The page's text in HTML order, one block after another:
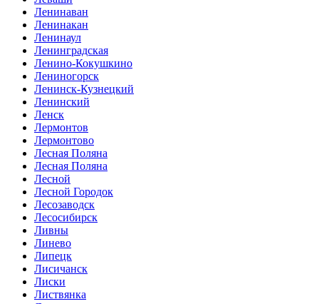
Ленинаван
Ленинакан
Ленинаул
Ленинградская
Ленино-Кокушкино
Лениногорск
Ленинск-Кузнецкий
Ленинский
Ленск
Лермонтов
Лермонтово
Лесная Поляна
Лесная Поляна
Лесной
Лесной Городок
Лесозаводск
Лесосибирск
Ливны
Линево
Липецк
Лисичанск
Лиски
Листвянка